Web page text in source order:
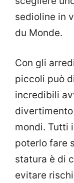
sedioline in
du Monde.
Con gli
piccoli può
incredibili
mondi. Tutti
poterlo fare
statura è di
evitare